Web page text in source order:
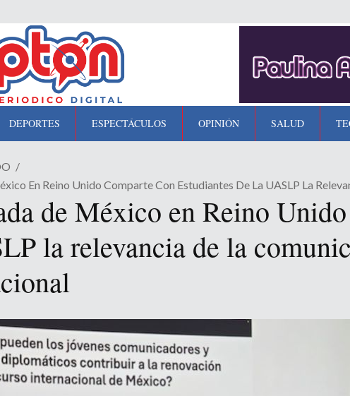
DEPORTES ESPECTÁCULOS OPINIÓN SALUD
En Reino Unido Comparte Con Estudiantes De La UASLP La
de México en Reino
la relevancia de la